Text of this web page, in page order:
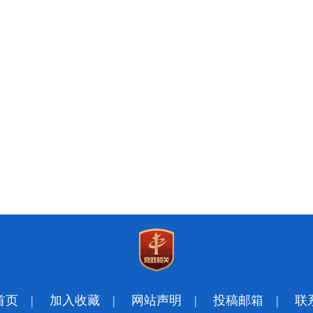
页 | 加入收藏 | 网站声明 | 投稿邮箱 | 联